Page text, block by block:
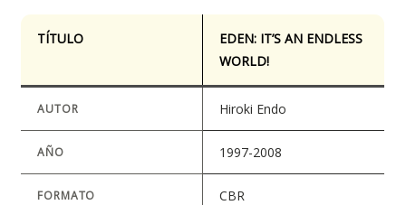
TÍTULO
EDEN: IT’S AN ENDLESS
WORLD!
AUTOR Hiroki Endo
AÑO 1997-2008
FORMATO CBR